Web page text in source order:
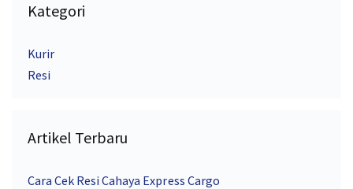
Kategori
Kurir
Resi
Artikel Terbaru
Cara Cek Resi Cahaya Express Cargo